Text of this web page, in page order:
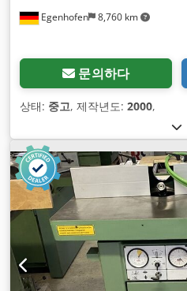
Egenhofen 8,760 km
문의하다
상태: 중고, 제작년도: 2000,